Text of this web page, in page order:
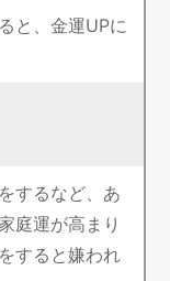
と、金運UPに
するなど、あ
庭運が高まり
すると嫌われ